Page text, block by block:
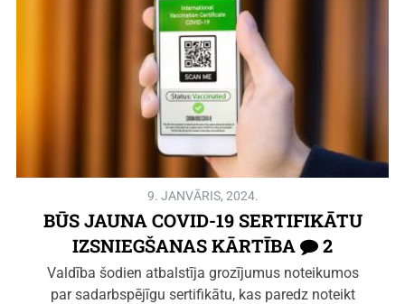
9. JANVĀRIS, 2024.
BŪS JAUNA COVID-19 SERTIFIKĀTU
IZSNIEGŠANAS KĀRTĪBA
2
Valdība šodien atbalstīja grozījumus noteikumos
par sadarbspējīgu sertifikātu, kas paredz noteikt